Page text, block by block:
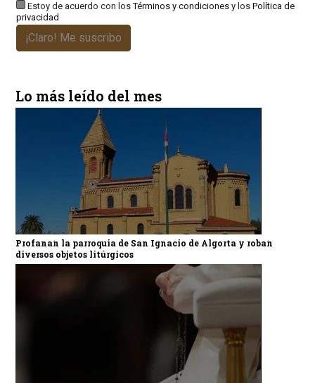
Estoy de acuerdo con losTérminos y condicionesy los Política de
privacidad
¡Claro! Me suscribo
Lo más leído del mes
Profanan la parroquia de San Ignacio de Algorta y roban
diversos objetos litúrgicos